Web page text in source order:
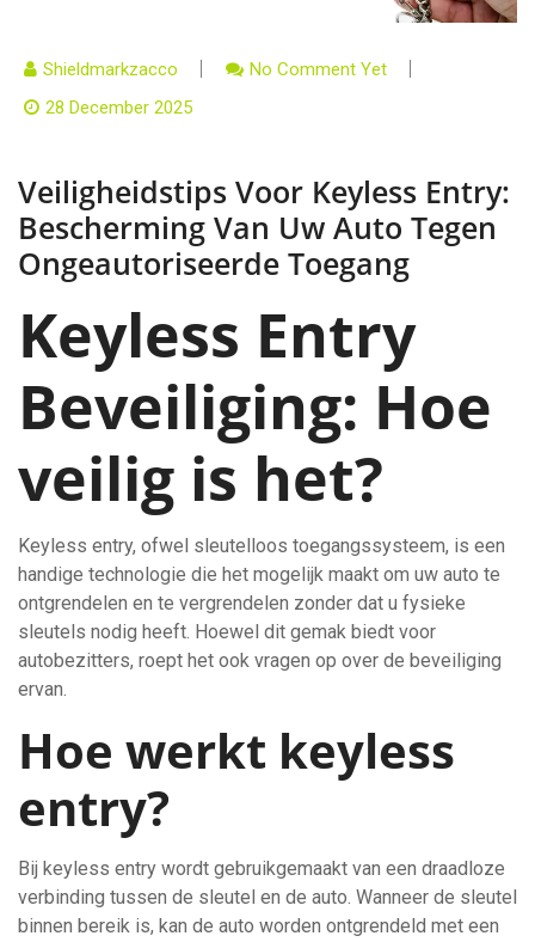
Shieldmarkzacco
No Comment Yet
28 December 2025
Veiligheidstips Voor Keyless Entry:
Bescherming Van Uw Auto Tegen
Ongeautoriseerde Toegang
Keyless Entry
Beveiliging: Hoe
veilig is het?
Keyless entry, ofwel sleutelloos toegangssysteem, is een
handige technologie die het mogelijk maakt om uw auto te
ontgrendelen en te vergrendelen zonder dat u fysieke
sleutels nodig heeft. Hoewel dit gemak biedt voor
autobezitters, roept het ook vragen op over de beveiliging
ervan.
Hoe werkt keyless
entry?
Bij keyless entry wordt gebruikgemaakt van een draadloze
verbinding tussen de sleutel en de auto. Wanneer de sleutel
binnen bereik is, kan de auto worden ontgrendeld met een